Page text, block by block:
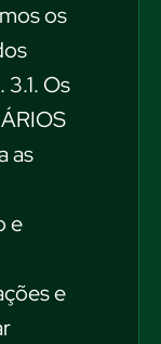
os
Os
as
e
e